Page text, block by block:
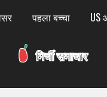
पहला बच्चा US